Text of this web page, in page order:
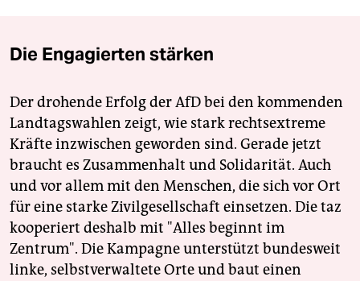
Die Engagierten stärken
Der drohende Erfolg der AfD bei den kommenden
Landtagswahlen zeigt, wie stark rechtsextreme
Kräfte inzwischen geworden sind. Gerade jetzt
braucht es Zusammenhalt und Solidarität. Auch
und vor allem mit den Menschen, die sich vor Ort
für eine starke Zivilgesellschaft einsetzen. Die taz
kooperiert deshalb mit "Alles beginnt im
Zentrum". Die Kampagne unterstützt bundesweit
linke, selbstverwaltete Orte und baut einen